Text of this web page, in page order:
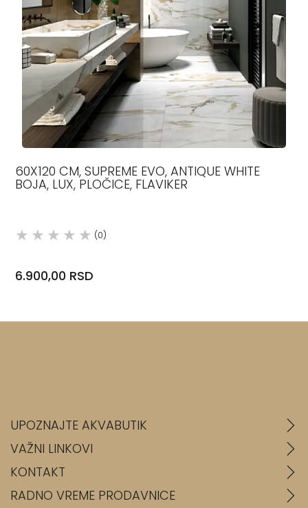
60X120 CM, SUPREME EVO, ANTIQUE WHITE
BOJA, LUX, PLOČICE, FLAVIKER
(0)
6.900,00 RSD
UPOZNAJTE AKVABUTIK
VAŽNI LINKOVI
KONTAKT
RADNO VREME PRODAVNICE